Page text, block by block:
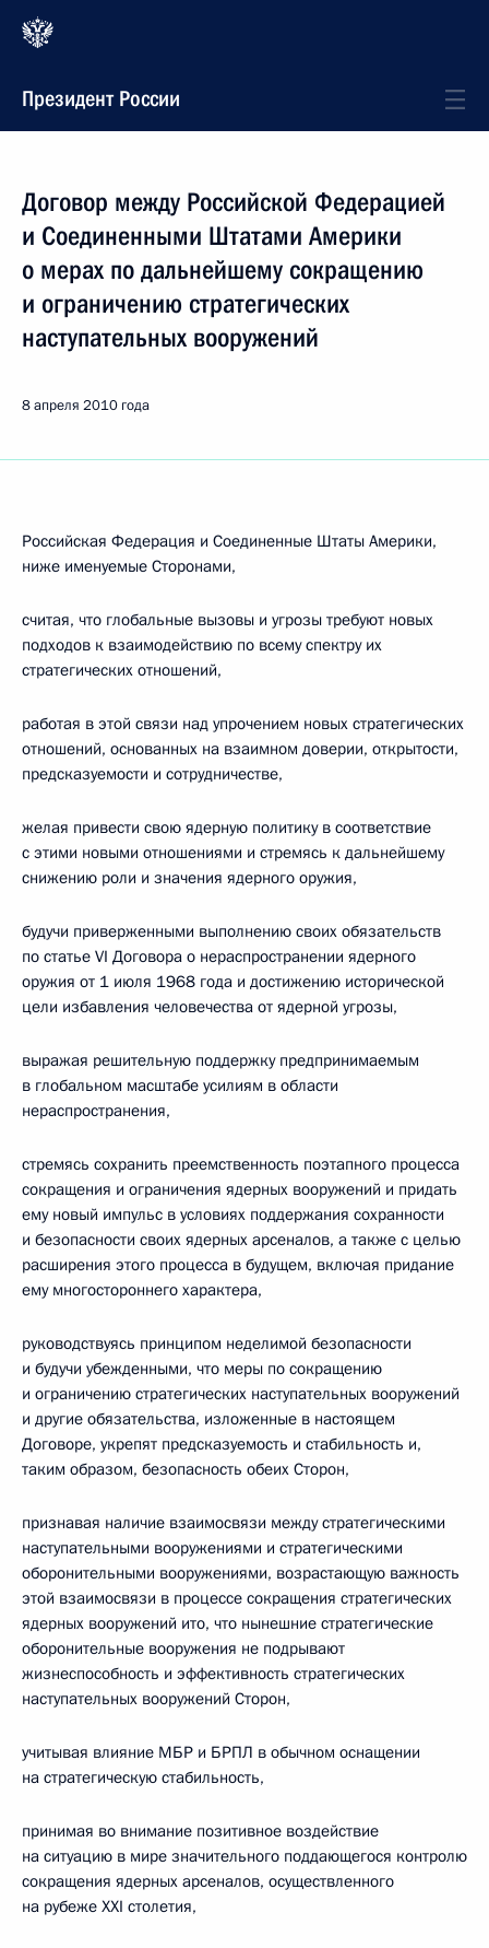
Президент России
Договор между Российской Федерацией
и Соединенными Штатами Америки
о мерах по дальнейшему сокращению
и ограничению стратегических
наступательных вооружений
8 апреля 2010 года
Российская Федерация и Соединенные Штаты Америки,
ниже именуемые Сторонами,
считая, что глобальные вызовы и угрозы требуют новых
подходов к взаимодействию по всему спектру их
стратегических отношений,
работая в этой связи над упрочением новых стратегических
отношений, основанных на взаимном доверии, открытости,
предсказуемости и сотрудничестве,
желая привести свою ядерную политику в соответствие
с этими новыми отношениями и стремясь к дальнейшему
снижению роли и значения ядерного оружия,
будучи приверженными выполнению своих обязательств
по статье VI Договора о нераспространении ядерного
оружия от 1 июля 1968 года и достижению исторической
цели избавления человечества от ядерной угрозы,
выражая решительную поддержку предпринимаемым
в глобальном масштабе усилиям в области
нераспространения,
стремясь сохранить преемственность поэтапного процесса
сокращения и ограничения ядерных вооружений и придать
ему новый импульс в условиях поддержания сохранности
и безопасности своих ядерных арсеналов, а также с целью
расширения этого процесса в будущем, включая придание
ему многостороннего характера,
руководствуясь принципом неделимой безопасности
и будучи убежденными, что меры по сокращению
и ограничению стратегических наступательных вооружений
и другие обязательства, изложенные в настоящем
Договоре, укрепят предсказуемость и стабильность и,
таким образом, безопасность обеих Сторон,
признавая наличие взаимосвязи между стратегическими
наступательными вооружениями и стратегическими
оборонительными вооружениями, возрастающую важность
этой взаимосвязи в процессе сокращения стратегических
ядерных вооружений ито, что нынешние стратегические
оборонительные вооружения не подрывают
жизнеспособность и эффективность стратегических
наступательных вооружений Сторон,
учитывая влияние МБР и БРПЛ в обычном оснащении
на стратегическую стабильность,
принимая во внимание позитивное воздействие
на ситуацию в мире значительного поддающегося контролю
сокращения ядерных арсеналов, осуществленного
на рубеже XXI столетия,